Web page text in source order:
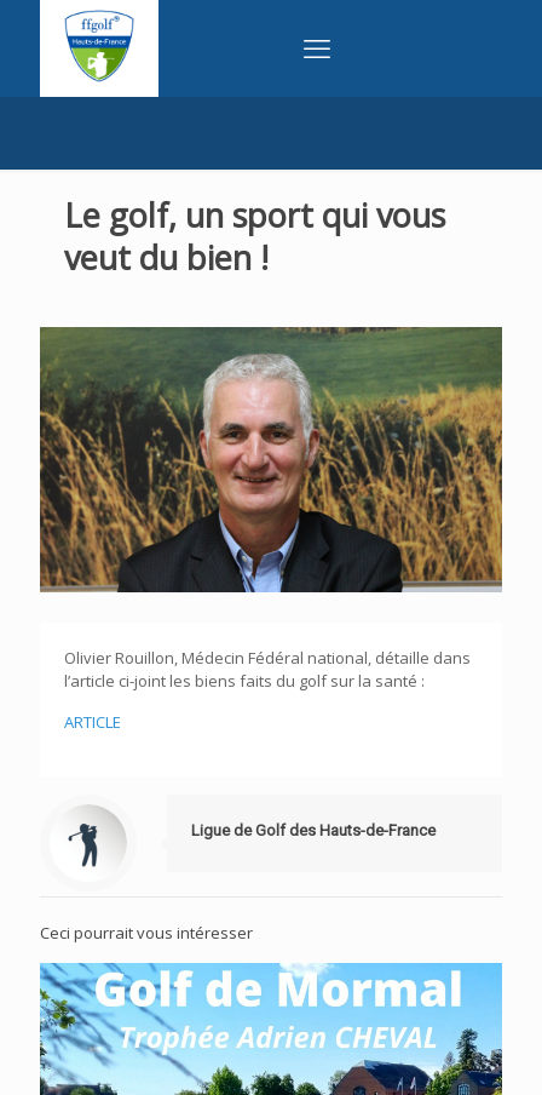
Le golf, un sport qui vous
veut du bien !
Olivier Rouillon, Médecin Fédéral national, détaille dans
l’article ci-joint les biens faits du golf sur la santé :
ARTICLE
Ligue de Golf des Hauts-de-France
Ceci pourrait vous intéresser